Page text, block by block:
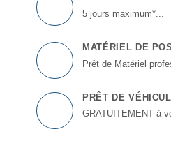
5 jours maximum*...
MATÉRIEL DE
Prêt de Matériel
PRÊT DE
GRATUITEMENT à